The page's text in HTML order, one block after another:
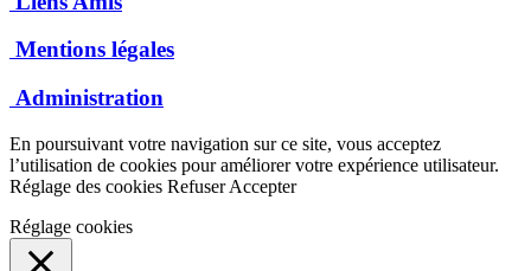
Mentions légales
Administration
En poursuivant votre navigation sur ce site, vous acceptez
l’utilisation de cookies pour améliorer votre expérience utilisateur.
Réglage des cookies Refuser Accepter
Réglage cookies